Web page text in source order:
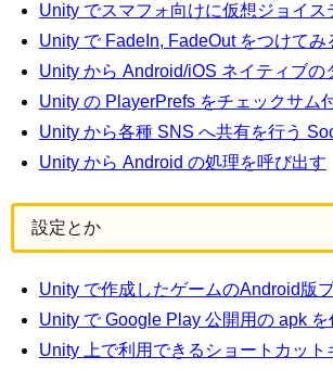
Unity でスマフォ向けに仮想ジョイス
Unity で FadeIn, FadeOut をつけてみ
Unity から Android/iOS ネイティブの
Unity の PlayerPrefs をチェックサム
Unity から各種 SNS へ共有を行う
Unity から Android の処理を呼び出す
設定とか
Unity で作成したゲームのAndroid版
Unity で Google Play 公開用の apk を
Unity 上で利用できるショートカット